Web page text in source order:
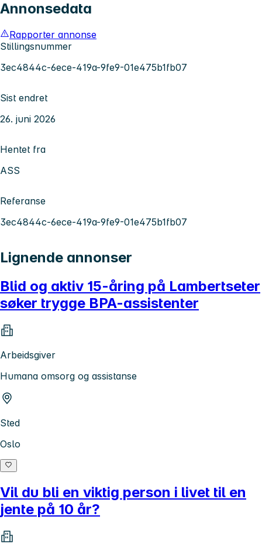
Annonsedata
Rapporter annonse
Stillingsnummer
3ec4844c-6ece-419a-9fe9-01e475b1fb07
Sist endret
26. juni 2026
Hentet fra
ASS
Referanse
3ec4844c-6ece-419a-9fe9-01e475b1fb07
Lignende annonser
Blid og aktiv 15-åring på Lambertseter
søker trygge BPA-assistenter
Arbeidsgiver
Humana omsorg og assistanse
Sted
Oslo
Vil du bli en viktig person i livet til en
jente på 10 år?